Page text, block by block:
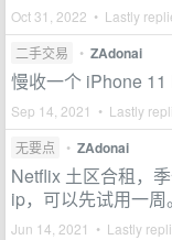
Oct 31, 2022 • Lastly
二手交易 • ZAdonai
慢收一个 iPhone 11
Sep 14, 2021 • Lastly
无要点 • ZAdonai
Netflix 土区合租，
ip，可以先试用一周。
Jun 14, 2021 • Lastly